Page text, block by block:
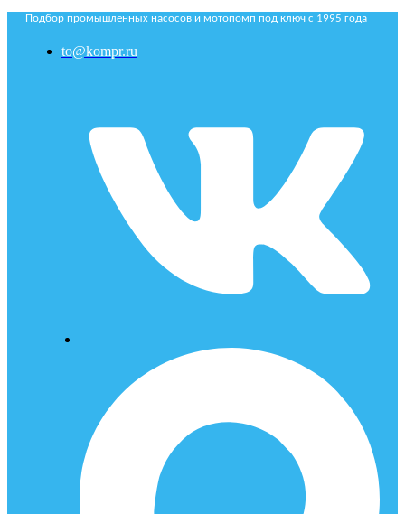
Подбор промышленных насосов и мотопомп под ключ с 1995 года
to@kompr.ru